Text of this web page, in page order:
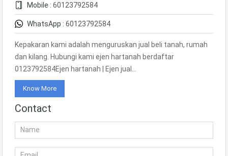
Mobile : 60123792584
WhatsApp : 60123792584
Kepakaran kami adalah menguruskan jual beli tanah, rumah
dan kilang. Hubungi kami ejen hartanah berdaftar
0123792584Ejen hartanah | Ejen jual…
Know More
Contact